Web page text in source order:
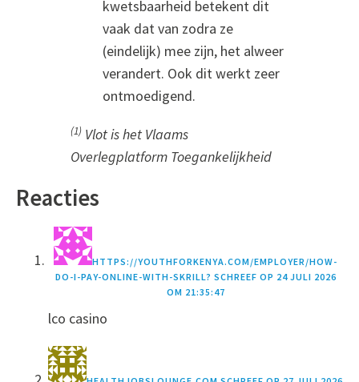
kwetsbaarheid betekent dit
vaak dat van zodra ze
(eindelijk) mee zijn, het alweer
verandert. Ook dit werkt zeer
ontmoedigend.
(1) Vlot is het Vlaams
Overlegplatform Toegankelijkheid
Reacties
HTTPS://YOUTHFORKENYA.COM/EMPLOYER/HOW-
DO-I-PAY-ONLINE-WITH-SKRILL? SCHREEF OP 24 JULI 2026
OM 21:35:47
lco casino